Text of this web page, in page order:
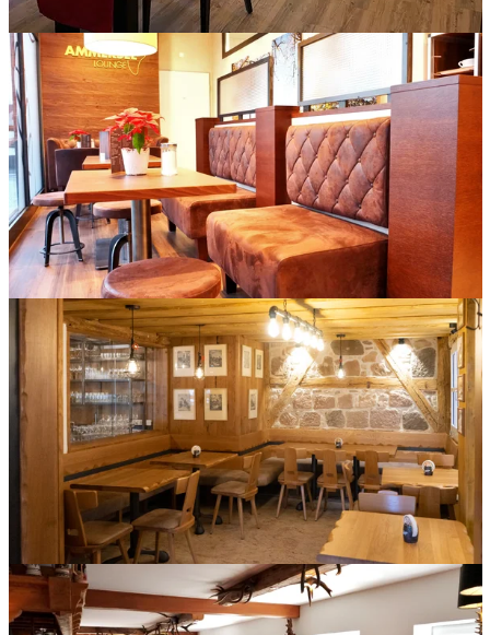
Holztische und Stühle im eleganten Schwarz als Kontrast zum
Rotton im roten Ross in Altdorf.
Gepolsterte Bänke für einen angenehmen Besuch in der
Bäckerei Kasprowicz Paehl-Fischen.
Umlaufende Eckbank mit Vollpolstersitz, Rückenlehne Eiche
massiv mit abgeschlagenen Kanten im Bassd scho in
Zirndorf.